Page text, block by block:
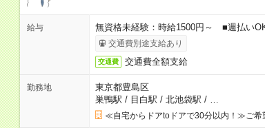
給与 無資格未経験：時給1500円～ ■週払い
交通費別途支給あり
交通費 交通費全額支給
勤務地
東京都豊島区
巣鴨駅 / 目白駅 / 北池袋駅 /
≪自宅からドアtoドアで30分以内！≫ご希